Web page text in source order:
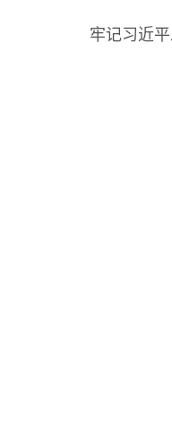
牢记习近